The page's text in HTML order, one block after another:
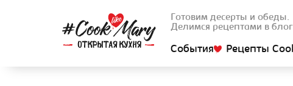
Готовим десерты и обеды.
Делимся рецептами в
События Рецепты